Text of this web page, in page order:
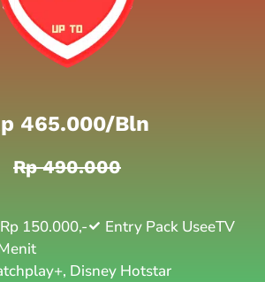
465.000/bln
Rp 490.000
150.000,-
Entry Pack UseeTV
Disney Hotstar